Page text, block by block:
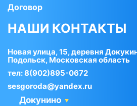
Договор
НАШИ КОНТАКТЫ
Новая улица, 15, деревня
Подольск, Московская область
тел:8(902)895-0672
sesgoroda@yandex.ru
Докунино